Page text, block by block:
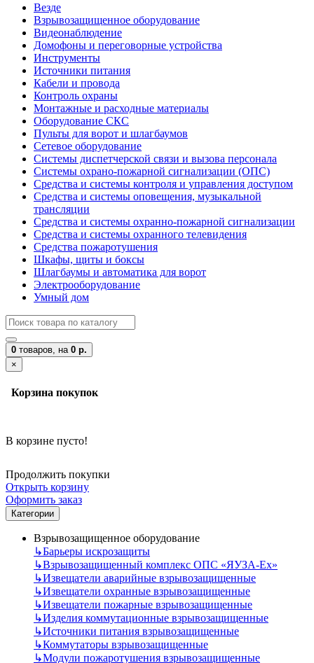
Везде
Взрывозащищенное оборудование
Видеонаблюдение
Домофоны и переговорные устройства
Инструменты
Источники питания
Кабели и провода
Контроль охраны
Монтажные и расходные материалы
Оборудование СКС
Пульты для ворот и шлагбаумов
Сетевое оборудование
Системы диспетчерской связи и вызова персонала
Системы охрано-пожарной сигнализации (ОПС)
Средства и системы контроля и управления доступом
Средства и системы оповещения, музыкальной
трансляции
Средства и системы охранно-пожарной сигнализации
Средства и системы охранного телевидения
Средства пожаротушения
Шкафы, щиты и боксы
Шлагбаумы и автоматика для ворот
Электрооборудование
Умный дом
0 товаров, на 0 р.
×
Корзина покупок
В корзине пусто!
Продолжить покупки
Открыть корзину
Оформить заказ
Категории
Взрывозащищенное оборудование
↳Барьеры искрозащиты
↳Взрывозащищенный комплекс ОПС «ЯУЗА-Ех»
↳Извещатели аварийные взрывозащищенные
↳Извещатели охранные взрывозащищенные
↳Извещатели пожарные взрывозащищенные
↳Изделия коммутационные взрывозащищенные
↳Источники питания взрывозащищенные
↳Коммутаторы взрывозащищенные
↳Модули пожаротушения взрывозащищенные